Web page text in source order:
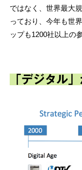
ではなく、世界最⼤
っており、今年も世
ップも1200社以上の
「デジタル